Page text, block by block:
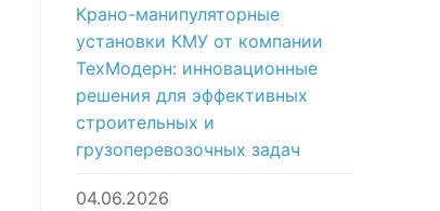
Крано-манипуляторные
установки КМУ от компании
ТехМодерн: инновационные
решения для эффективных
строительных и
грузоперевозочных задач
04.06.2026